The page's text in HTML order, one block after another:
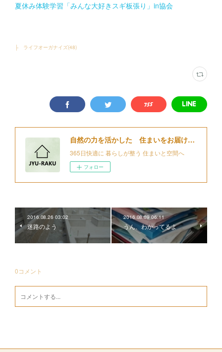
夏休み体験学習「みんな大好きスギ板張り」in協会
├ ライフオーガナイズ(48)
自然の力を活かした 住まいをお届けする 細江住楽設計
365日快適に 暮らしが整う 住まいと空間へ
フォロー
2016.08.26 03:02
迷路のよう
2016.08.09 06:11
うん、わかってるよ
0コメント